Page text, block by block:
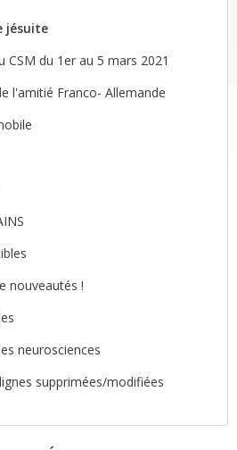
jésuite
CSM du 1er au 5 mars 2021
l'amitié Franco- Allemande
nouveautés !
neurosciences
supprimées/modifiées